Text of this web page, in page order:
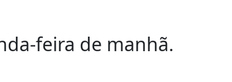
feira de manhã.